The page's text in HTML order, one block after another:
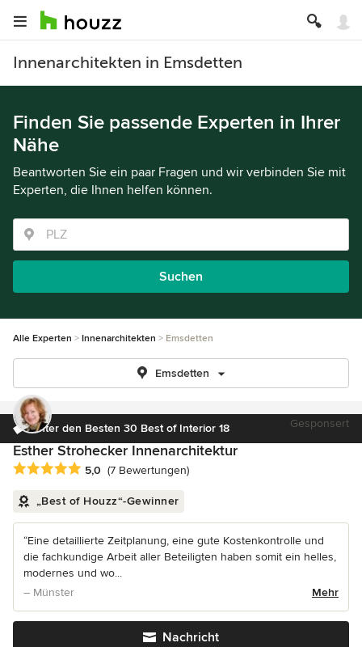
Innenarchitekten in Emsdetten
Finden Sie passende Experten in Ihrer
Nähe
Beantworten Sie ein paar Fragen und wir verbinden Sie mit
Experten, die Ihnen helfen können.
Suchen
Alle Experten Innenarchitekten Emsdetten
Emsdetten
Unter den Besten 30 Best of Interior 18 Gesponsert
Esther Strohecker Innenarchitektur
Durchschnittliche Bewertung: 5 von 5 Sternen
5,0 (7 Bewertungen)
„Best of Houzz“-Gewinner
“Eine detaillierte Zeitplanung, eine gute Kostenkontrolle und
die fachkundige Arbeit aller Beteiligten haben somit ein helles,
modernes und wo...
– Münster
Mehr
Nachricht